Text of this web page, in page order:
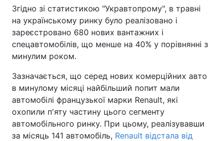
Згідно зі статистикою "Укравтопрому", в травні
на українському ринку було реалізовано і
зареєстровано 680 нових вантажних і
спецавтомобілів, що менше на 40% у порівнянні з
минулим роком.
Зазначається, що серед нових комерційних авто
в минулому місяці найбільший попит мали
автомобілі французької марки Renault, які
охопили п'яту частину цього сегменту
автомобільного ринку. При цьому, реалізувавши
за місяць 141 автомобіль, Renault відстала від